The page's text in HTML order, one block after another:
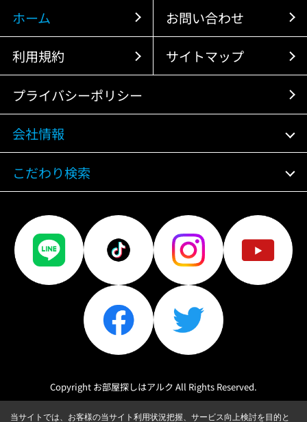
ホーム お問い合わせ
利用規約 サイトマップ
プライバシーポリシー
会社情報
こだわり検索
Copyright お部屋探しはアルク All Rights Reserved.
当サイトでは、お客様の当サイト利用状況把握、サービス向上検討を目的と